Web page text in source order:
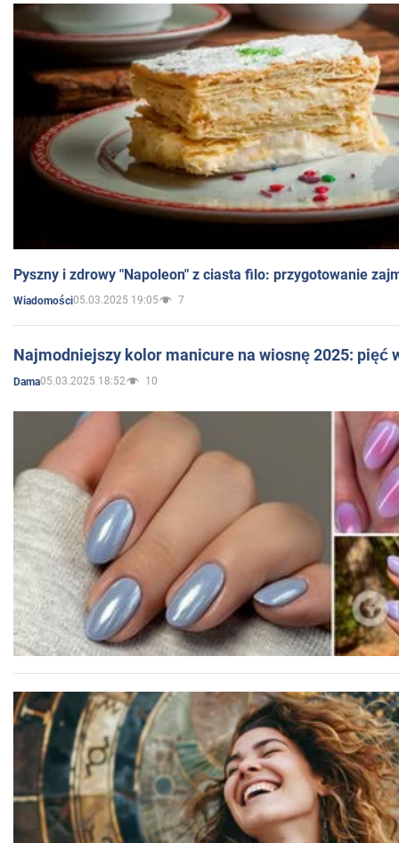
Pyszny i zdrowy "Napoleon" z ciasta filo: przygotowanie
Wiadomości05.03.2025 19:05 7
Najmodniejszy kolor manicure na wiosnę 2025: pięć
Dama05.03.2025 18:52 10